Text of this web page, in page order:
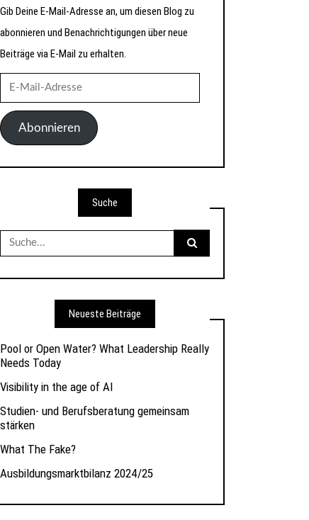
Gib Deine E-Mail-Adresse an, um diesen Blog zu
abonnieren und Benachrichtigungen über neue
Beiträge via E-Mail zu erhalten.
Mail-
AdresseAbonnieren
Suche
Suche
nach:
Neueste Beiträge
Pool or Open Water? What Leadership Really
Needs Today
Visibility in the age of AI
Studien- und Berufsberatung gemeinsam
stärken
What The Fake?
Ausbildungsmarktbilanz 2024/25